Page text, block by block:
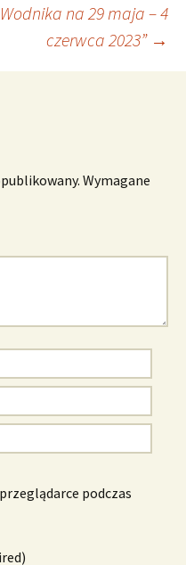
na 29 maja – 4
czerwca 2023” →
Wymagane
podczas